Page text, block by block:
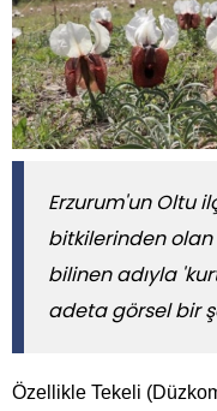
​​​​​​​Erzurum'un Oltu
bitkilerinden olan
bilinen adıyla
adeta görsel bir
Özellikle Tekeli